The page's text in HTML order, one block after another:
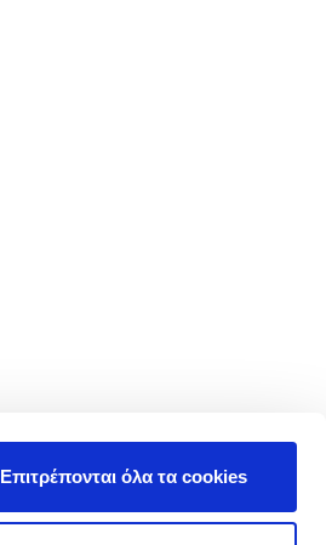
Επιτρέπονται όλα τα cookies